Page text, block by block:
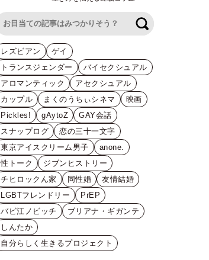
レズビアン
ゲイ
トランスジェンダー
バイセクシュアル
アロマンティック
アセクシュアル
カップル
まくのうちぃシネマ
映画
Pickles!
gAytoZ
GAY会話
スナップログ
恋の三十一文字
東京アイスクリーム男子
anone.
性トーク
ジブンヒストリー
チヒロックん家
同性婚
友情結婚
LGBTフレンドリー
PrEP
バビ江ノビッチ
ブリアナ・ギガンテ
しんたか
自分らしく生きるプロジェクト